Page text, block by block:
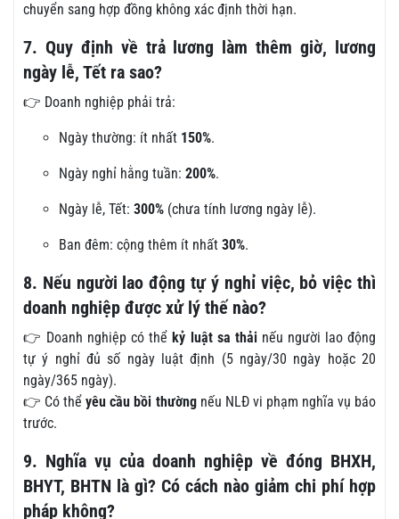
chuyển sang hợp đồng không xác định thời hạn.
7. Quy định về trả lương làm thêm giờ, lương
ngày lễ, Tết ra sao?
👉 Doanh nghiệp phải trả:
Ngày thường: ít nhất 150%.
Ngày nghỉ hằng tuần: 200%.
Ngày lễ, Tết: 300% (chưa tính lương ngày lễ).
Ban đêm: cộng thêm ít nhất 30%.
8. Nếu người lao động tự ý nghỉ việc, bỏ việc thì
doanh nghiệp được xử lý thế nào?
👉 Doanh nghiệp có thểkỷ luật sa thảinếu người lao động
tự ý nghỉ đủ số ngày luật định (5 ngày/30 ngày hoặc 20
ngày/365 ngày).
👉 Có thểyêu cầu bồi thườngnếu NLĐ vi phạm nghĩa vụ báo
trước.
9. Nghĩa vụ của doanh nghiệp về đóng BHXH,
BHYT, BHTN là gì? Có cách nào giảm chi phí hợp
pháp không?